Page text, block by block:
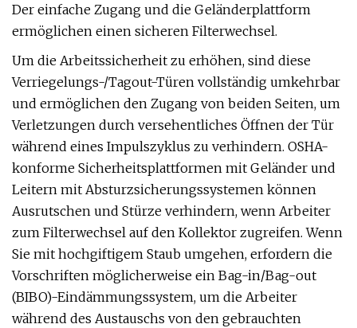
Der einfache Zugang und die Geländerplattform
ermöglichen einen sicheren Filterwechsel.
Um die Arbeitssicherheit zu erhöhen, sind diese
Verriegelungs-/Tagout-Türen vollständig umkehrbar
und ermöglichen den Zugang von beiden Seiten, um
Verletzungen durch versehentliches Öffnen der Tür
während eines Impulszyklus zu verhindern. OSHA-
konforme Sicherheitsplattformen mit Geländer und
Leitern mit Absturzsicherungssystemen können
Ausrutschen und Stürze verhindern, wenn Arbeiter
zum Filterwechsel auf den Kollektor zugreifen. Wenn
Sie mit hochgiftigem Staub umgehen, erfordern die
Vorschriften möglicherweise ein Bag-in/Bag-out
(BIBO)-Eindämmungssystem, um die Arbeiter
während des Austauschs von den gebrauchten